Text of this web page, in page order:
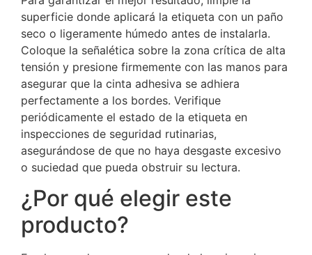
superficie donde aplicará la etiqueta con un paño
seco o ligeramente húmedo antes de instalarla.
Coloque la señalética sobre la zona crítica de alta
tensión y presione firmemente con las manos para
asegurar que la cinta adhesiva se adhiera
perfectamente a los bordes. Verifique
periódicamente el estado de la etiqueta en
inspecciones de seguridad rutinarias,
asegurándose de que no haya desgaste excesivo
o suciedad que pueda obstruir su lectura.
¿Por qué elegir este
producto?